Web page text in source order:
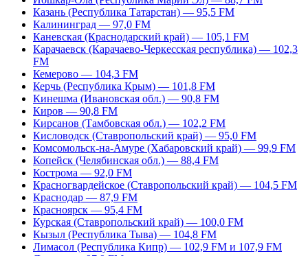
Казань (Республика Татарстан) — 95,5 FM
Калининград — 97,0 FM
Каневская (Краснодарский край) — 105,1 FM
Карачаевск (Карачаево-Черкесская республика) — 102,3
FM
Кемерово — 104,3 FM
Керчь (Республика Крым) — 101,8 FM
Кинешма (Ивановская обл.) — 90,8 FM
Киров — 90,8 FM
Кирсанов (Тамбовская обл.) — 102,2 FM
Кисловодск (Ставропольский край) — 95,0 FM
Комсомольск-на-Амуре (Хабаровский край) — 99,9 FM
Копейск (Челябинская обл.) — 88,4 FM
Кострома — 92,0 FM
Красногвардейское (Ставропольский край) — 104,5 FM
Краснодар — 87,9 FM
Красноярск — 95,4 FM
Курская (Ставропольский край) — 100,0 FM
Кызыл (Республика Тыва) — 104,8 FM
Лимасол (Республика Кипр) — 102,9 FM и 107,9 FM